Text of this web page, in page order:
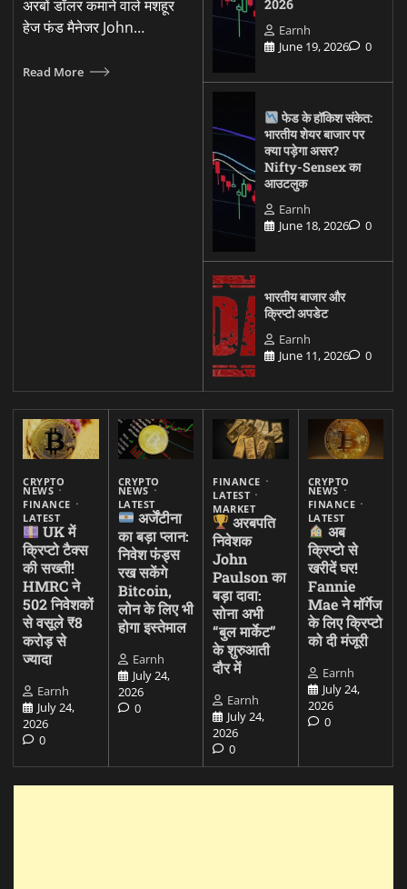
अरबों डॉलर कमाने वाले मशहूर
हेज फंड मैनेजर John…
Read More
2026
Earnh
June 19, 2026
0
फेड के हॉकिश संकेत:
भारतीय शेयर बाजार पर
क्या पड़ेगा असर?
Nifty-Sensex का
आउटलुक
Earnh
June 18, 2026
0
भारतीय बाजार और
क्रिप्टो अपडेट
Earnh
June 11, 2026
0
CRYPTO
NEWS
FINANCE
LATEST
UK में
क्रिप्टो टैक्स
की सख्ती!
HMRC ने
502 निवेशकों
से वसूले ₹8
करोड़ से
ज्यादा
Earnh
July 24,
2026
0
CRYPTO
NEWS
LATEST
अर्जेंटीना
का बड़ा प्लान:
निवेश फंड्स
रख सकेंगे
Bitcoin,
लोन के लिए भी
होगा इस्तेमाल
Earnh
July 24,
2026
0
FINANCE
LATEST
MARKET
अरबपति
निवेशक
John
Paulson का
बड़ा दावा:
सोना अभी
“बुल मार्केट”
के शुरुआती
दौर में
Earnh
July 24,
2026
0
CRYPTO
NEWS
FINANCE
LATEST
अब
क्रिप्टो से
खरीदें घर!
Fannie
Mae ने मॉर्गेज
के लिए क्रिप्टो
को दी मंजूरी
Earnh
July 24,
2026
0